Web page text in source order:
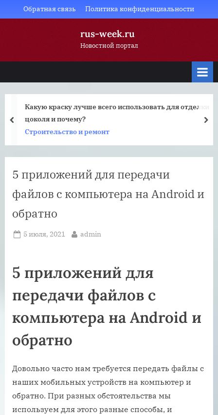
to
Обратная связь Политика конфиденциальности
rus-week.ru
Новостной портал
Какую краску лучше всего использовать для отделки
цоколя и почему?
Строительство и ремонт
prev
5 приложений для передачи
файлов с компьютера на Android и
обратно
Posted
5 июля, 2021 By
admin
5 приложений для
передачи файлов с
компьютера на Android и
обратно
Довольно часто нам требуется передать файлы с
наших мобильных устройств на компьютер и
обратно. При разных обстоятельства мы
используем для этого разные способы, и